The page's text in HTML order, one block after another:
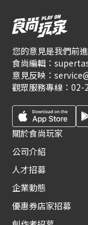
您的意見是我們前
食尚編輯：
意見反映：
觀眾服務專線： 02-
關於食尚玩家
公司介紹
人才招募
企業動態
優惠券店家招募